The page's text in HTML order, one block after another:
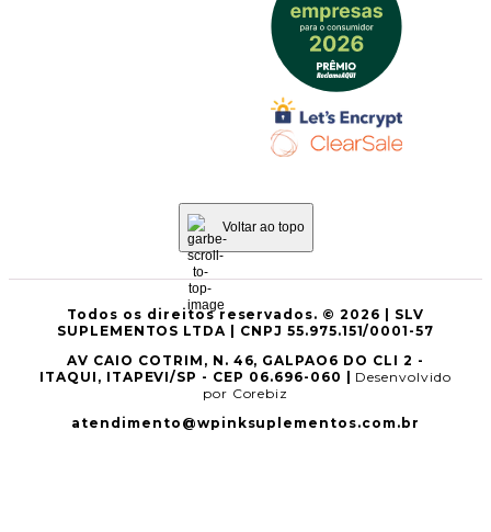
Voltar ao topo
Todos os direitos reservados. © 2026 | SLV
SUPLEMENTOS LTDA | CNPJ 55.975.151/0001-57
AV CAIO COTRIM, N. 46, GALPAO6 DO CLI 2 -
ITAQUI, ITAPEVI/SP - CEP 06.696-060 | Desenvolvido
por Corebiz
atendimento@wpinksuplementos.com.br